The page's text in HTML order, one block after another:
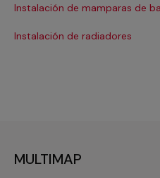
Instalación de mamparas de
Instalación de radiadores
MULTIMAP